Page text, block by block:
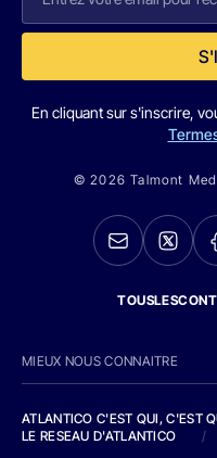
En cliquant sur s'inscrire,
© 2026 Talmont
MIEUX NOUS CONNAITRE
ATLANTICO C'EST QUI, C'EST
LE RESEAU D'ATLANTICO
/